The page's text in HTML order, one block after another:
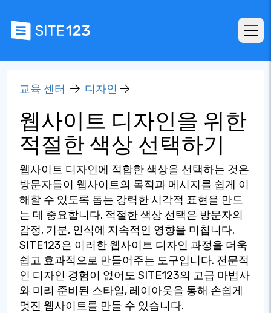
교육 센터 디자인
웹사이트 디자인을 위한
적절한 색상 선택하기
웹사이트 디자인에 적합한 색상을 선택하는 것은
방문자들이 웹사이트의 목적과 메시지를 쉽게 이
해할 수 있도록 돕는 강력한 시각적 표현을 만드
는 데 중요합니다. 적절한 색상 선택은 방문자의
감정, 기분, 인식에 지속적인 영향을 미칩니다.
SITE123은 이러한 웹사이트 디자인 과정을 더욱
쉽고 효과적으로 만들어주는 도구입니다. 전문적
인 디자인 경험이 없어도 SITE123의 고급 마법사
와 미리 준비된 스타일, 레이아웃을 통해 손쉽게
멋진 웹사이트를 만들 수 있습니다.